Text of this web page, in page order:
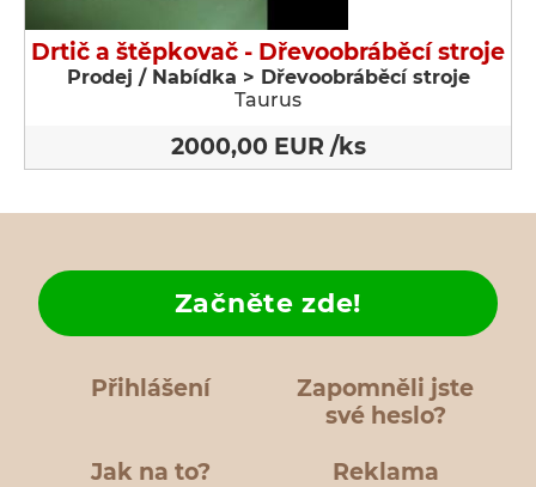
Drtič a štěpkovač - Dřevoobráběcí stroje
Prodej / Nabídka > Dřevoobráběcí stroje
Taurus
2000,00 EUR /ks
Přihlášení
Zapomněli jste
své heslo?
Jak na to?
Začněte zde!
Reklama